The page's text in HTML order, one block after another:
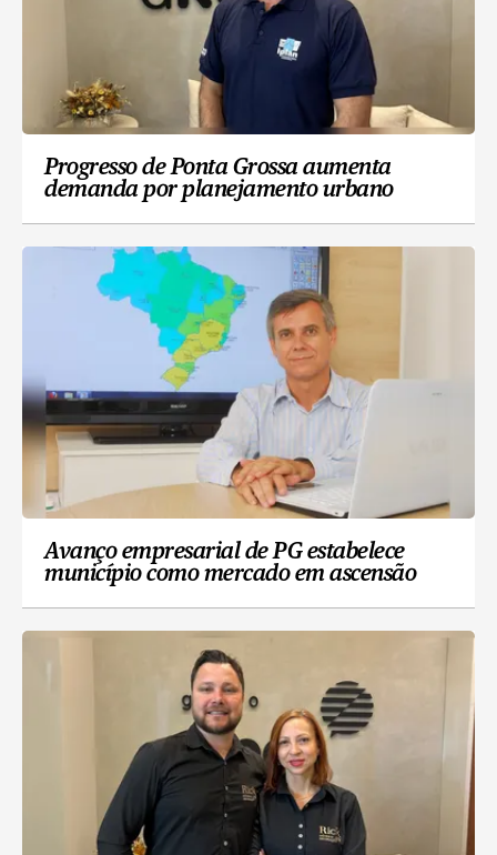
Progresso de Ponta Grossa aumenta
demanda por planejamento urbano
Avanço empresarial de PG estabelece
município como mercado em ascensão